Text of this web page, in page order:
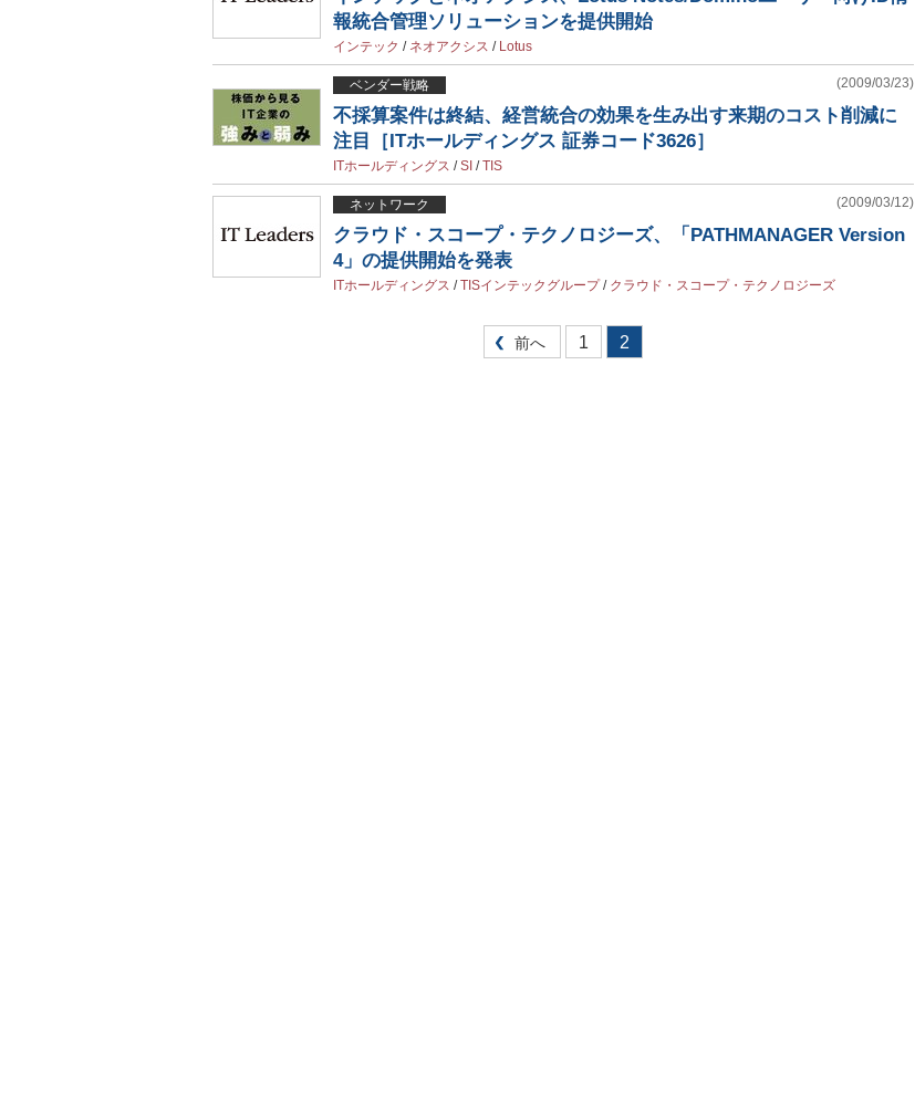
報統合管理ソリューションを提供開始
インテック / ネオアクシス / Lotus
ベンダー戦略 (2009/03/23)
不採算案件は終結、経営統合の効果を生み出す来期のコスト削減に
注目［ITホールディングス 証券コード3626］
ITホールディングス /SI /TIS
ネットワーク (2009/03/12)
クラウド・スコープ・テクノロジーズ、「PATHMANAGER Version
4」の提供開始を発表
ITホールディングス /TISインテックグループ/ クラウド・スコープ・テクノロジーズ
前へ 1 2